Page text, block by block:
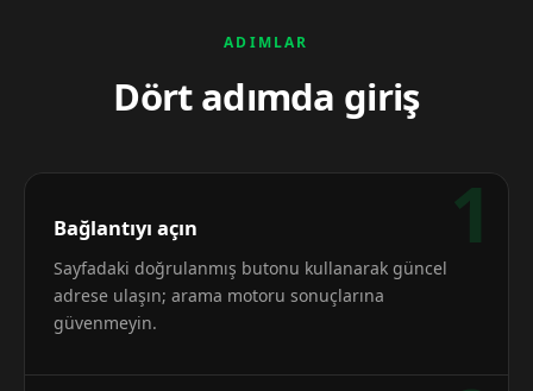
ADIMLAR
Dört adımda giriş
1
Bağlantıyı açın
Sayfadaki doğrulanmış butonu kullanarak güncel
adrese ulaşın; arama motoru sonuçlarına
güvenmeyin.